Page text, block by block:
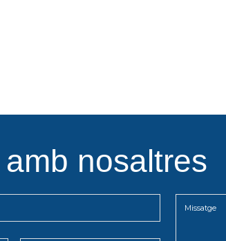
nosaltres